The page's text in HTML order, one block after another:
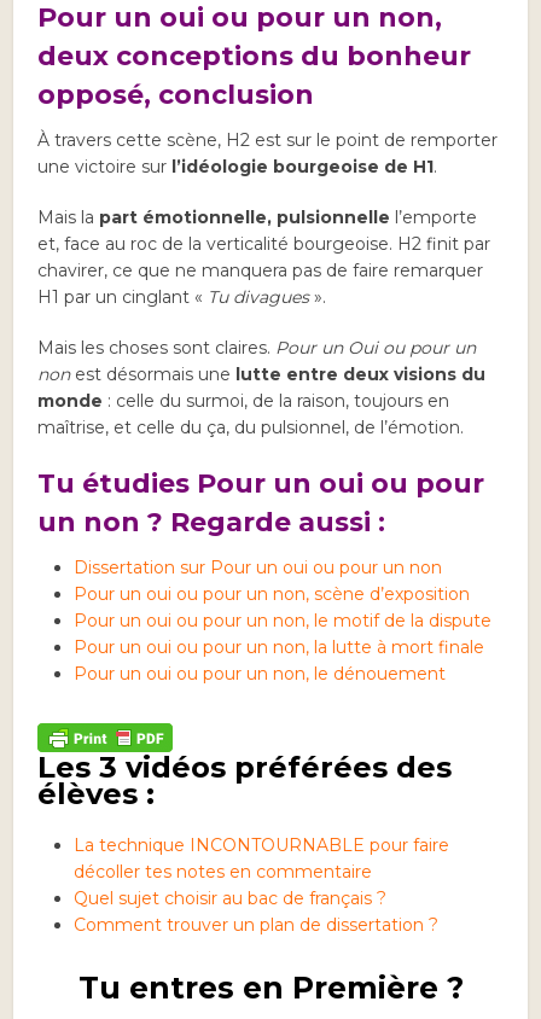
Pour un oui ou pour un non,
deux conceptions du bonheur
opposé, conclusion
À travers cette scène, H2 est sur le point de remporter
une victoire sur l’idéologie bourgeoise de H1.
Mais la part émotionnelle, pulsionnelle l’emporte
et, face au roc de la verticalité bourgeoise. H2 finit par
chavirer, ce que ne manquera pas de faire remarquer
H1 par un cinglant « Tu divagues».
Mais les choses sont claires. Pour un Oui ou pour un
nonest désormais une lutte entre deux visions du
monde : celle du surmoi, de la raison, toujours en
maîtrise, et celle du ça, du pulsionnel, de l’émotion.
Tu étudies Pour un oui ou pour
un non ? Regarde aussi :
Dissertation sur Pour un oui ou pour un non
Pour un oui ou pour un non, scène d’exposition
Pour un oui ou pour un non, le motif de la dispute
Pour un oui ou pour un non, la lutte à mort finale
Pour un oui ou pour un non, le dénouement
Les 3 vidéos préférées des
élèves :
La technique INCONTOURNABLE pour faire
décoller tes notes en commentaire
Quel sujet choisir au bac de français ?
Comment trouver un plan de dissertation ?
Tu entres en Première ?